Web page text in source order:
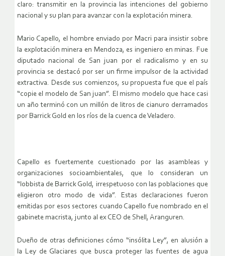
claro: transmitir en la provincia las intenciones del gobierno
nacional y su plan para avanzar con la explotación minera.
Mario Capello, el hombre enviado por Macri para insistir sobre
la explotación minera en Mendoza, es ingeniero en minas. Fue
diputado nacional de San juan por el radicalismo y en su
provincia se destacó por ser un firme impulsor de la actividad
extractiva. Desde sus comienzos, su propuesta fue que el país
“copie el modelo de San juan”. El mismo modelo que hace casi
un año terminó con un millón de litros de cianuro derramados
por Barrick Gold en los ríos de la cuenca de Veladero.
Capello es fuertemente cuestionado por las asambleas y
organizaciones socioambientales, que lo consideran un
“lobbista de Barrick Gold, irrespetuoso con las poblaciones que
eligieron otro modo de vida”. Estas declaraciones fueron
emitidas por esos sectores cuando Capello fue nombrado en el
gabinete macrista, junto al ex CEO de Shell, Aranguren.
Dueño de otras definiciones cómo “insólita Ley”, en alusión a
la Ley de Glaciares que busca proteger las fuentes de agua